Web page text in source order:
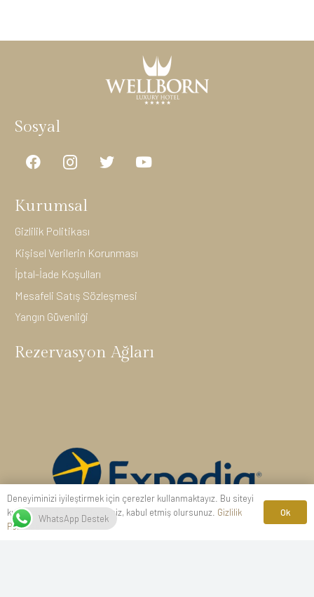
Sosyal
Kurumsal
Gizlilik Politikası
Kişisel Verilerin Korunması
İptal-İade Koşulları
Mesafeli Satış Sözleşmesi
Yangın Güvenliği
Rezervasyon Ağları
WhatsApp Destek
Deneyiminizi iyileştirmek için çerezler kullanmaktayız. Bu siteyi
kullanmaya devam ederseniz, kabul etmiş olursunuz. Gizlilik
Politikası
Ok